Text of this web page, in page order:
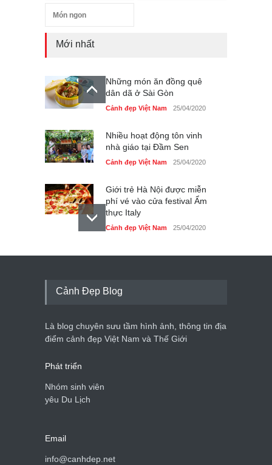
Món ngon
Mới nhất
Những món ăn đồng quê
dân dã ở Sài Gòn
Cảnh đẹp Việt Nam 25/04/2020
Nhiều hoạt động tôn vinh
nhà giáo tại Đầm Sen
Cảnh đẹp Việt Nam 25/04/2020
Giới trẻ Hà Nội được miễn
phí vé vào cửa festival Ẩm
thực Italy
Cảnh đẹp Việt Nam 25/04/2020
Tam giác mạch khoe sắc
du lịch quốc gia
Cảnh đẹp Việt Nam 24/04/2020
Cảnh Đẹp Blog
Là blog chuyên sưu tầm hình ảnh, thông tin địa
điểm cảnh đẹp Việt Nam và Thế Giới
Phát triển
Nhóm sinh viên
yêu Du Lịch
Email
info@canhdep.net